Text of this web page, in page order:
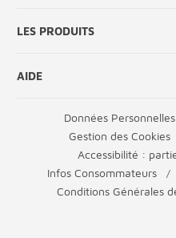
LES PRODUITS
AIDE
Données Personnelles
Gestion des Cookies
Accessibilité :
Infos Consommateurs
Conditions Générales